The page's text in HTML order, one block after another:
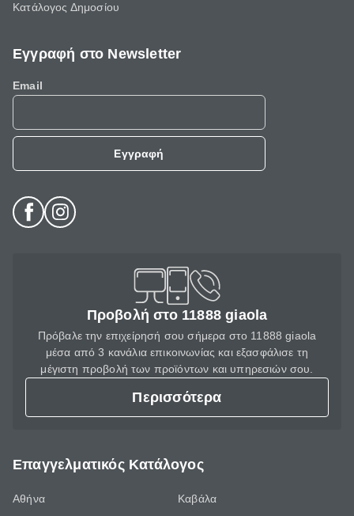
Κατάλογος Δημοσίου
Εγγραφή στο Newsletter
Email
Εγγραφή
Προβολή στο 11888 giaola
Πρόβαλε την επιχείρησή σου σήμερα στο 11888 giaola
μέσα από 3 κανάλια επικοινωνίας και εξασφάλισε τη
μέγιστη προβολή των προϊόντων και υπηρεσιών σου.
Περισσότερα
Επαγγελματικός Κατάλογος
Αθήνα
Καβάλα